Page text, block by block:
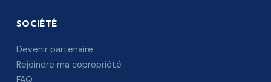
SOCIÉTÉ
Devenir partenaire
Rejoindre ma copropriété
FAQ